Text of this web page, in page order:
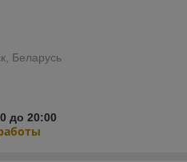
Беларусь
до 20:00